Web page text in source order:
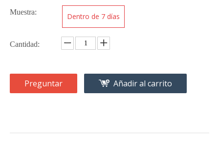
Muestra: Dentro de 7 días
Cantidad:
Preguntar Añadir al carrito